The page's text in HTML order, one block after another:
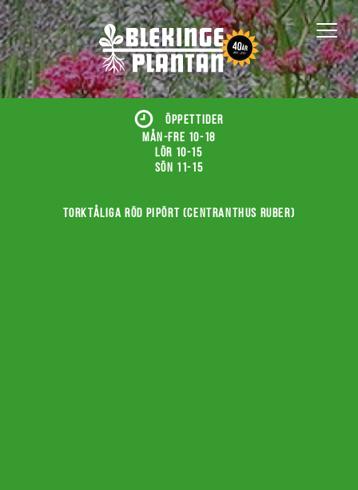
ÖPPETTIDER
Mån-fre 10-18
Lör 10-15
Sön 11-15
Torktåliga röd pipört (Centranthus ruber)